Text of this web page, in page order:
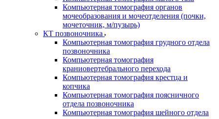
Компьютерная томография органов
мочеобразования и мочеотделения (почки,
мочеточник, м/пузырь)
КТ позвоночника
Компьютерная томография грудного отдела
позвоночника
Компьютерная томография
краниовертебрального перехода
Компьютерная томография крестца и
копчика
Компьютерная томография поясничного
отдела позвоночника
Компьютерная томография шейного отдела